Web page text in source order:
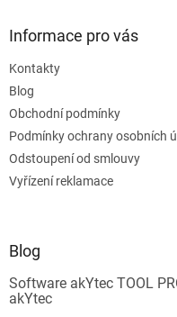
Informace pro vás
Kontakty
Blog
Obchodní podmínky
Podmínky ochrany osobních
Odstoupení od smlouvy
Vyřízení reklamace
Blog
Software akYtec TOOL
akYtec